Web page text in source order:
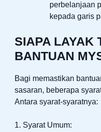
perbelanjaan
kepada garis
SIAPA LAYAK
BANTUAN
Bagi memastikan
sasaran, beberapa
Antara syarat-syaratnya:
1. Syarat Umum: